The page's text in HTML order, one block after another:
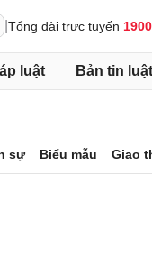
Tổng đài trực tuyến
luật Bản tin luật
sự Biểu mẫu Giao